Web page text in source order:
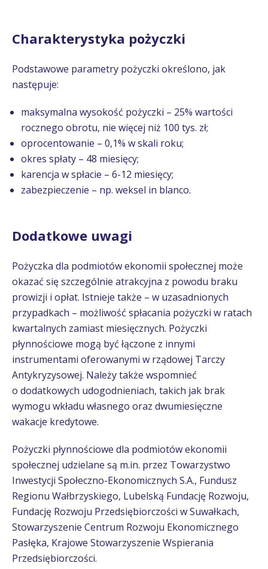
Charakterystyka pożyczki
Podstawowe parametry pożyczki określono, jak
następuje:
maksymalna wysokość pożyczki – 25% wartości
rocznego obrotu, nie więcej niż 100 tys. zł;
oprocentowanie – 0,1% w skali roku;
okres spłaty – 48 miesięcy;
karencja w spłacie – 6-12 miesięcy;
zabezpieczenie – np. weksel in blanco.
Dodatkowe uwagi
Pożyczka dla podmiotów ekonomii społecznej może
okazać się szczególnie atrakcyjna z powodu braku
prowizji i opłat. Istnieje także – w uzasadnionych
przypadkach – możliwość spłacania pożyczki w ratach
kwartalnych zamiast miesięcznych. Pożyczki
płynnościowe mogą być łączone z innymi
instrumentami oferowanymi w rządowej Tarczy
Antykryzysowej. Należy także wspomnieć
o dodatkowych udogodnieniach, takich jak brak
wymogu wkładu własnego oraz dwumiesięczne
wakacje kredytowe.
Pożyczki płynnościowe dla podmiotów ekonomii
społecznej udzielane są m.in. przez Towarzystwo
Inwestycji Społeczno-Ekonomicznych S.A., Fundusz
Regionu Wałbrzyskiego, Lubelską Fundację Rozwoju,
Fundację Rozwoju Przedsiębiorczości w Suwałkach,
Stowarzyszenie Centrum Rozwoju Ekonomicznego
Pasłęka, Krajowe Stowarzyszenie Wspierania
Przedsiębiorczości.